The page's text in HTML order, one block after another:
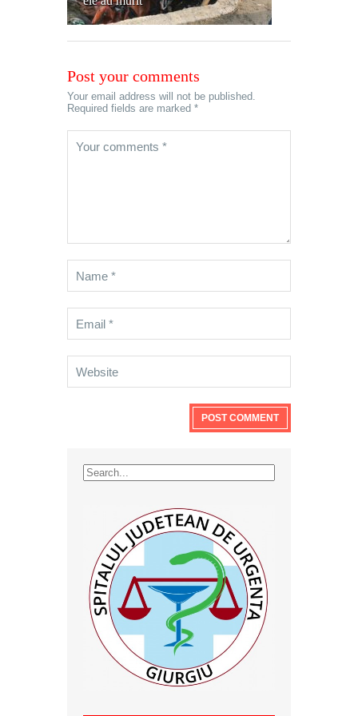
Post your comments
Your email address will not be published.
Required fields are marked *